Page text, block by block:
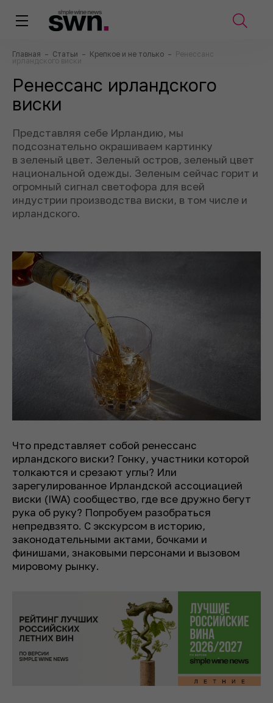
Главная – Статьи – Крепкое и не только – Ренессанс
ирландского виски
Ренессанс ирландского
виски
Представляя себе Ирландию, мы
подсознательно окрашиваем картинку
в зеленый цвет. Зеленый остров, зеленый цвет
национальной одежды. Зеленым сейчас горит и
огромный сигнал светофора для всей
индустрии производства виски, в том числе и
ирландского.
Что представляет собой ренессанс
ирландского виски? Гонку, участники которой
толкаются и срезают углы? Или
зарегулированное Ирландской ассоциацией
виски (IWA) сообщество, где все дружно бегут
рука об руку? Попробуем разобраться
непредвзято. С экскурсом в историю,
законодательными актами, бочками и
финишами, знаковыми персонами и вызовом
мировому рынку.